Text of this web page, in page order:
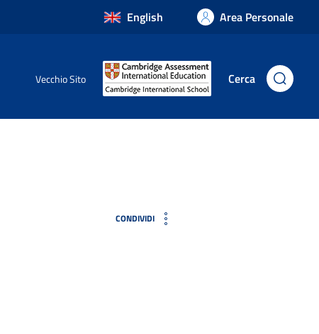
English Area Personale
Vecchio Sito Cerca
CONDIVIDI